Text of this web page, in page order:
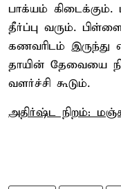
பாக்யம்
தீர்ப்பு வரும்.
கணவரிடம் இருந்து
தாயின் தேவையை
வளர்ச்சி கூடும்.
அதிர்ஷ்ட நிறம்: